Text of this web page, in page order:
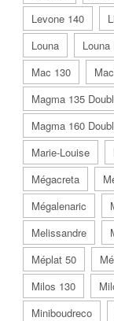
Levone 140
Louna
Louna
Mac 130
Magma 135
Magma 160
Marie-Louise
Mégacreta
Mégalenaric
Melissandre
Méplat 50
Milos 130
Miniboudreco